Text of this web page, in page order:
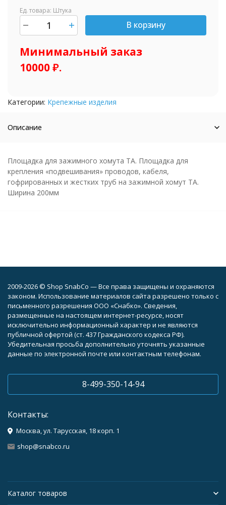
Ед. товара: Штука
В корзину
Минимальный заказ
10000 ₽.
Категории: Крепежные изделия
Описание
Площадка для зажимного хомута ТА. Площадка для
крепления «подвешивания» проводов, кабеля,
гофрированных и жестких труб на зажимной хомут ТА.
Ширина 200мм
2009-2026 © Shop SnabCo — Все права защищены и охраняются
законом. Использование материалов сайта разрешено только с
письменного разрешения ООО «Снабко». Сведения,
размещенные на настоящем интернет-ресурсе, носят
исключительно информационный характер и не являются
публичной офертой (ст. 437 Гражданского кодекса РФ).
Убедительная просьба дополнительно уточнять указанные
данные по электронной почте или контактным телефонам.
8-499-350-14-94
Контакты:
Москва, ул. Тарусская, 18 корп. 1
shop@snabco.ru
Каталог товаров